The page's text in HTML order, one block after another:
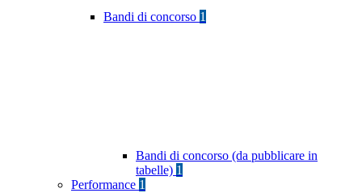
Bandi di concorso 1
Bandi di concorso (da pubblicare in
tabelle) 1
Performance 1